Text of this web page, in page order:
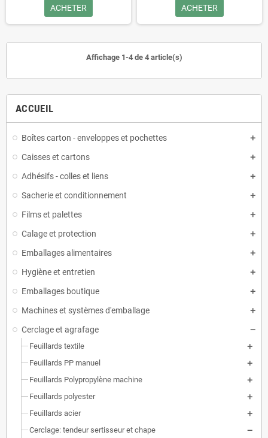
ACCUEIL
Boîtes carton - enveloppes et pochettes
Caisses et cartons
Adhésifs - colles et liens
Sacherie et conditionnement
Films et palettes
Calage et protection
Emballages alimentaires
Hygiène et entretien
Emballages boutique
Machines et systèmes d'emballage
Cerclage et agrafage
Feuillards textile
Feuillards PP manuel
Feuillards Polypropylène machine
Feuillards polyester
Feuillards acier
Cerclage: tendeur sertisseur et chape
ACHETER ACHETER
Affichage 1-4 de 4 article(s)